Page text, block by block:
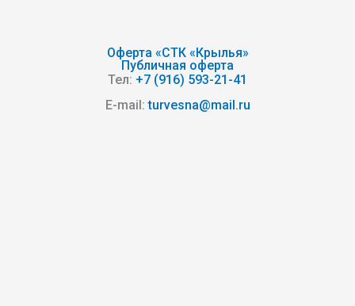
Оферта «СТК «Крылья»
Публичная оферта
Тел: +7 (916) 593-21-41
E-mail:turvesna@mail.ru